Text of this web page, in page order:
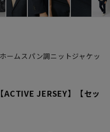
ームスパン調ニットジャケッ
JERSEY】【セッ